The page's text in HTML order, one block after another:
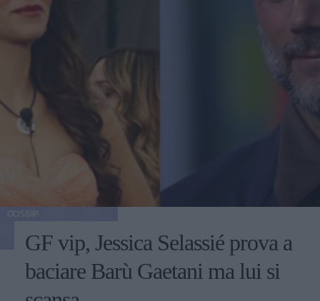
GF vip, Jessica Selassié prova a
baciare Barù Gaetani ma lui si